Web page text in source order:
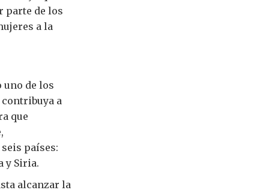
parte de los
a la
uno de los
a
que
países:
y Siria.
alcanzar la